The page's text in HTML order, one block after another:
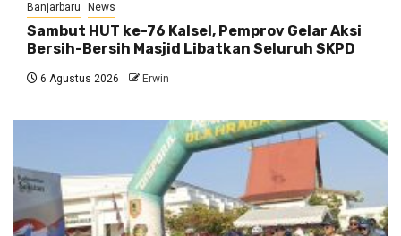
Banjarbaru News
Sambut HUT ke-76 Kalsel, Pemprov Gelar Aksi
Bersih-Bersih Masjid Libatkan Seluruh SKPD
6 Agustus 2026 Erwin